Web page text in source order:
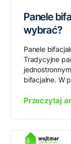
Panele
wybrać?
Panele
Tradycyjne
bifacjalne. W
Przeczytaj